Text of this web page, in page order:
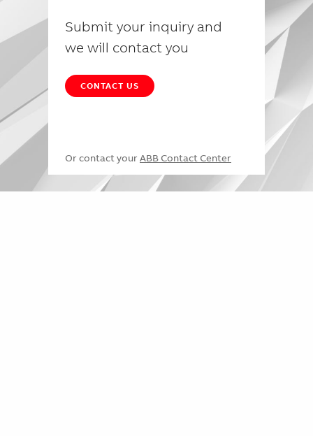
Submit your inquiry and
we will contact you
CONTACT US
Or contact your ABB Contact Center